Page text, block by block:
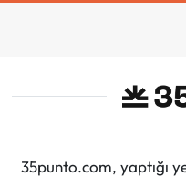
35punto.com, yaptığı